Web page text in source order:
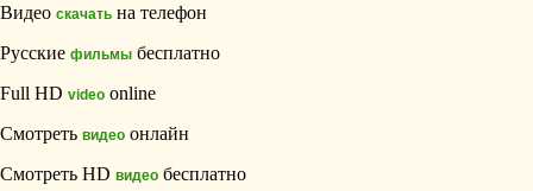
Видео скачать на телефон
Русские фильмы бесплатно
Full HD video online
Смотреть видео онлайн
Смотреть HD видео бесплатно